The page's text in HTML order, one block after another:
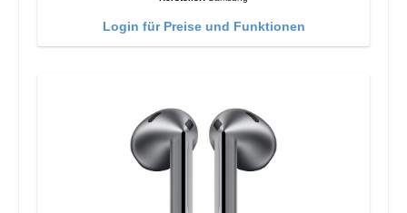
Login für Preise und Funktionen